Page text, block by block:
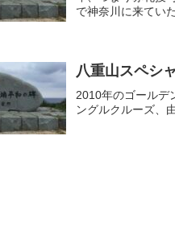
で神奈川に来てい
八重山スペシ
2010年のゴールデ
ングルクルーズ、